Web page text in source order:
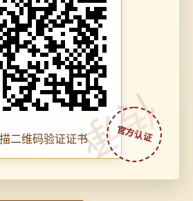
传承
二维码验证证书